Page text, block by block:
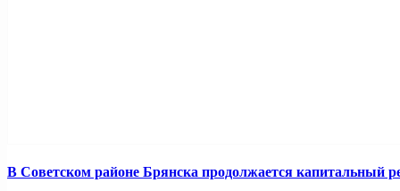
В Советском районе Брянска продолжается капитальный